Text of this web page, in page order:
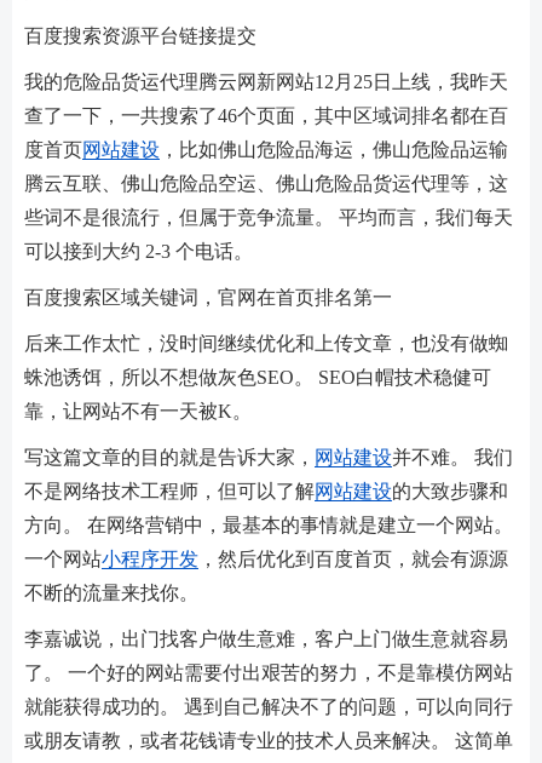
百度搜索资源平台链接提交
我的危险品货运代理腾云网新网站12月25日上线，我昨天
查了一下，一共搜索了46个页面，其中区域词排名都在百
度首页网站建设 ，比如佛山危险品海运，佛山危险品运输
腾云互联、佛山危险品空运、佛山危险品货运代理等，这
些词不是很流行，但属于竞争流量。 平均而言，我们每天
可以接到大约 2-3 个电话。
百度搜索区域关键词，官网在首页排名第一
后来工作太忙，没时间继续优化和上传文章，也没有做蜘
蛛池诱饵，所以不想做灰色SEO。 SEO白帽技术稳健可
靠，让网站不有一天被K。
写这篇文章的目的就是告诉大家， 网站建设并不难。 我们
不是网络技术工程师，但可以了解网站建设的大致步骤和
方向。 在网络营销中，最基本的事情就是建立一个网站。
一个网站小程序开发 ，然后优化到百度首页，就会有源源
不断的流量来找你。
李嘉诚说，出门找客户做生意难，客户上门做生意就容易
了。 一个好的网站需要付出艰苦的努力，不是靠模仿网站
就能获得成功的。 遇到自己解决不了的问题，可以向同行
或朋友请教，或者花钱请专业的技术人员来解决。 这简单